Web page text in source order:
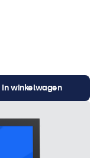
In winkelwagen